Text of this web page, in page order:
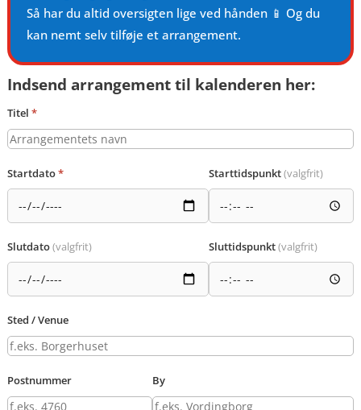
Så har du altid oversigten lige ved hånden 📱 Og du
kan nemt selv tilføje et arrangement.
Indsend arrangement til kalenderen her:
Titel *
Startdato* Starttidspunkt(valgfrit)
Slutdato(valgfrit) Sluttidspunkt(valgfrit)
Sted / Venue
Postnummer By